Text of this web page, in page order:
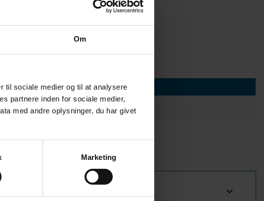
Om
til sociale medier og til at analysere
partnere inden for sociale medier,
med andre oplysninger, du har givet
Marketing